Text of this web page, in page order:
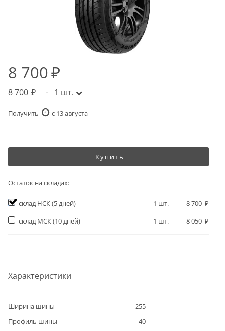
Характеристики
Ширина шины
255
Профиль шины
40
8 700
8 700 - 1 шт.
Получить c 13 августа
Купить
Остаток на складах:
склад НСК(5 дней) 1 шт.
8 700
склад МСК(10 дней) 1 шт. 8 050